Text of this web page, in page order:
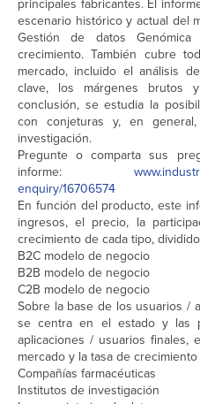
principales fabricantes. El
escenario histórico y actual del
Gestión de datos
crecimiento. También cubre
mercado, incluido el análisis
clave, los márgenes brutos
conclusión, se estudia la
con conjeturas y, en
investigación.
Pregunte o comparta sus
informe:
enquiry/16706574
En función del producto, este
ingresos, el precio, la
crecimiento de cada tipo,
B2C modelo de negocio
B2B modelo de negocio
C2B modelo de negocio
Sobre la base de los usuarios /
se centra en el estado y las
aplicaciones / usuarios finales,
mercado y la tasa de
Compañías farmacéuticas
Institutos de investigación